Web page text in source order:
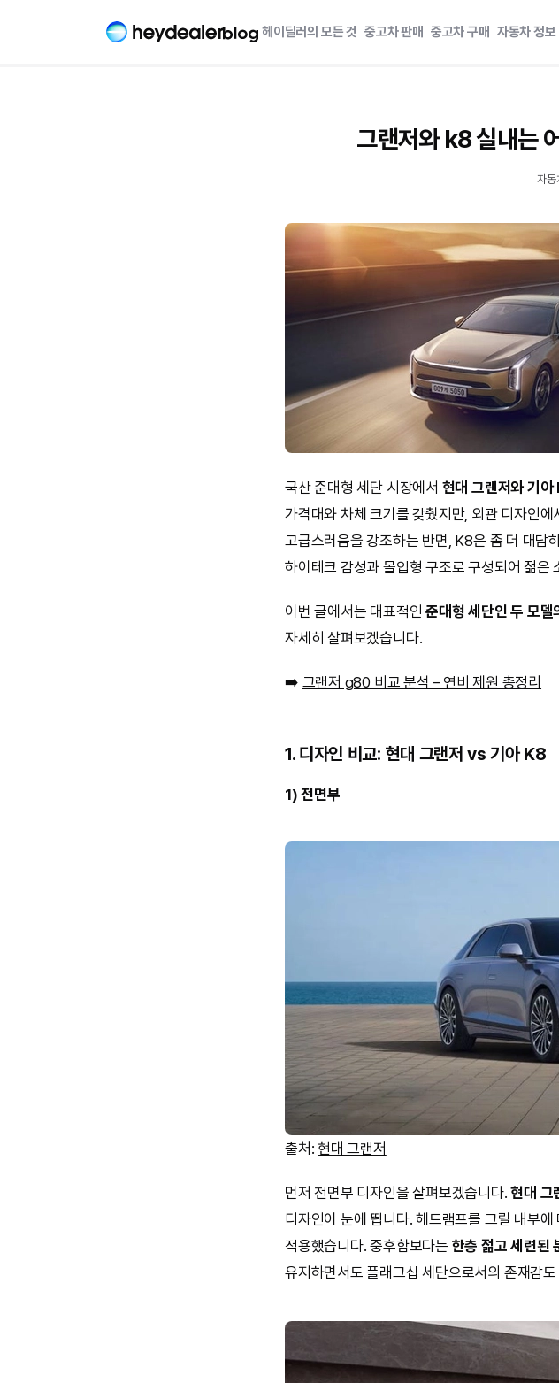
헤이딜러의 모든 것 중고차 판매 중고차 구매 자동차 정보
그랜저와 k8 실내는
자
국산 준대형 세단 시장에서 현대 그랜저와 기
가격대와 차체 크기를 갖췄지만, 외관 디자인
고급스러움을 강조하는 반면, K8은 좀 더 대담
하이테크 감성과 몰입형 구조로 구성되어 젊은
이번 글에서는 대표적인준대형 세단인 두 모델
자세히 살펴보겠습니다.
➡️ 그랜저 g80 비교 분석 – 연비 제원 총정리
1. 디자인 비교: 현대 그랜저 vs 기아 K8
1) 전면부
출처:현대 그랜저
먼저 전면부 디자인을 살펴보겠습니다.현대 그
디자인이 눈에 띕니다. 헤드램프를 그릴 내부
적용했습니다. 중후함보다는 한층 젊고 세련된
유지하면서도 플래그십 세단으로서의 존재감